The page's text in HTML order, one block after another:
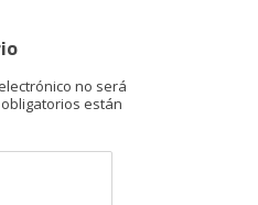
no será
están